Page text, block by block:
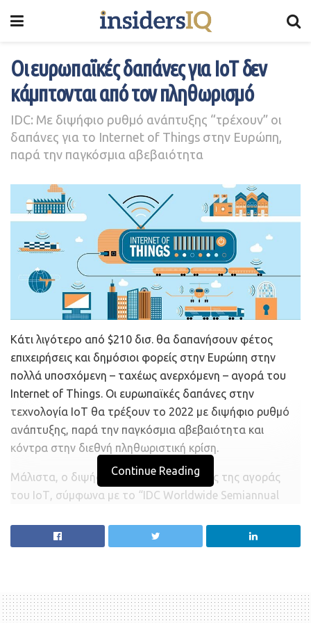
Οι ευρωπαϊκές δαπάνες για IoT δεν
κάμπτονται από τον πληθωρισμό
IDC: Με διψήφιο ρυθμό ανάπτυξης “τρέχουν” οι
δαπάνες για το Internet of Things στην Ευρώπη,
παρά την παγκόσμια αβεβαιότητα
Κάτι λιγότερο από $210 δισ. θα δαπανήσουν φέτος
επιχειρήσεις και δημόσιοι φορείς στην Ευρώπη στην
πολλά υποσχόμενη – ταχέως ανερχόμενη – αγορά του
Internet of Things. Οι ευρωπαϊκές δαπάνες στην
τεχνολογία ΙοΤ θα τρέξουν το 2022 με διψήφιο ρυθμό
ανάπτυξης, παρά την παγκόσμια αβεβαιότητα και
κόντρα στην διεθνή πληθωριστική κρίση.
Μάλιστα, ο διψήφιος ρυθμός ανάπτυξης της αγοράς
του ΙοΤ, σύμφωνα με το “IDC Worldwide Semiannual
διατηρηθεί έως και το 2026 τουλάχιστον. Η εταιρεία
εκτιμά ότι, αν και βρισκόμαστε εν μέσω γεωπολιτικών
να επεκτείνεται, αν και με βραδύτερο ρυθμό απ’ ό,τι πριν
Continue Reading